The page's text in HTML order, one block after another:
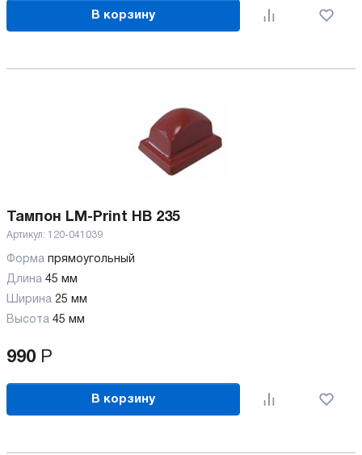
В корзину
Тампон LM-Print HB 235
Артикул: 120-041039
Форма прямоугольный
Длина 45 мм
Ширина 25 мм
Высота 45 мм
990 Р
В корзину